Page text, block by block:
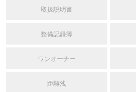
取扱説明書
整備記録簿
ワンオーナー
距離浅